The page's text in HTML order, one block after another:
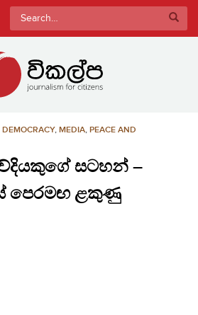
Search
for:
DEMOCRACY, MEDIA, PEACE AND
සටහන් –
පෙරමඟ ළකුණු